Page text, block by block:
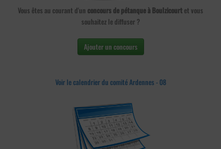
Vous êtes au courant d'un concours de pétanque à Boulzicourtet vous
souhaitez le diffuser ?
Ajouter un concours
Voir le calendrier du comité Ardennes - 08